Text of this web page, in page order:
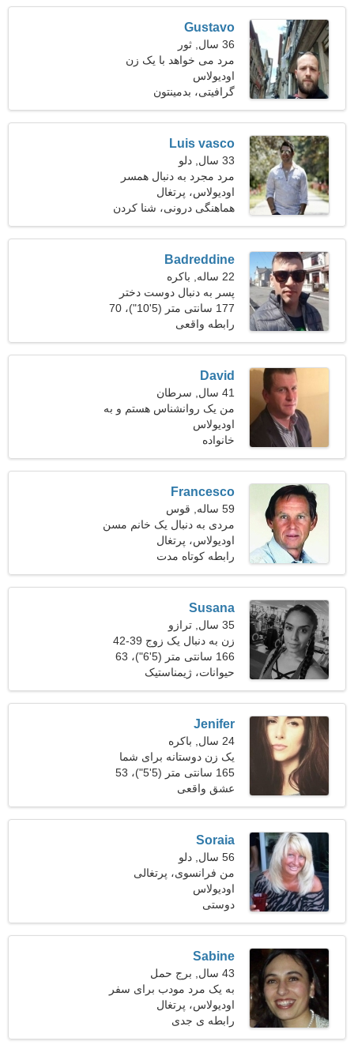
Gustavo
36 سال, ثور
مرد می خواهد با یک زن
ملاقات کند
اودیولاس
گرافیتی، بدمینتون
Luis vasco
33 سال, دلو
مرد مجرد به دنبال همسر
اودیولاس، پرتغال
هماهنگی درونی، شنا كردن
Badreddine
22 ساله, باکره
پسر به دنبال دوست دختر
است 25-28
177 سانتی متر (5'10")، 70
کیلوگرم (154 پوند)
رابطه واقعی
David
41 سال, سرطان
من یک روانشناس هستم و به
دنبال یک زن متواضع هستم
اودیولاس
خانواده
Francesco
59 ساله, قوس
مردی به دنبال یک خانم مسن
51-54
اودیولاس، پرتغال
رابطه کوتاه مدت
Susana
35 سال, ترازو
زن به دنبال یک زوج 39-42
166 سانتی متر (5'6")، 63
کیلوگرم (138 پوند)
حیوانات، ژیمناستیک
Jenifer
24 سال, باکره
یک زن دوستانه برای شما
165 سانتی متر (5'5")، 53
کیلوگرم (116 پوند)
عشق واقعی
Soraia
56 سال, دلو
من فرانسوی، پرتغالی
صحبت می کنم
اودیولاس
دوستی
Sabine
43 سال, برج حمل
به یک مرد مودب برای سفر
با هم نیاز دارم
اودیولاس، پرتغال
رابطه ی جدی